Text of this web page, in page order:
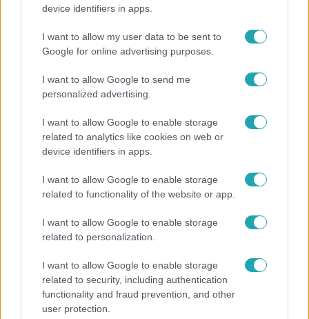
device identifiers in apps.
I want to allow my user data to be sent to
Google for online advertising purposes.
I want to allow Google to send me
personalized advertising.
I want to allow Google to enable storage
related to analytics like cookies on web or
device identifiers in apps.
I want to allow Google to enable storage
related to functionality of the website or app.
I want to allow Google to enable storage
related to personalization.
I want to allow Google to enable storage
related to security, including authentication
functionality and fraud prevention, and other
user protection.
Belföld
Egy golyót szánt Kun páternek, egyet pedig
magának – 100 éve született Göncz Árpád, a
Kevesen ismerhetik Göncz Árpád életének azt az
epizódját, amikor 22 éves joghallgatóként a német
megszállás idején ellenállóként működött, fegyvert
kobzott el a nyilasoktól, és lábon lőtték. Őt szeretnénk
hogy az országot se jobbra, se balra nem hagyja el.